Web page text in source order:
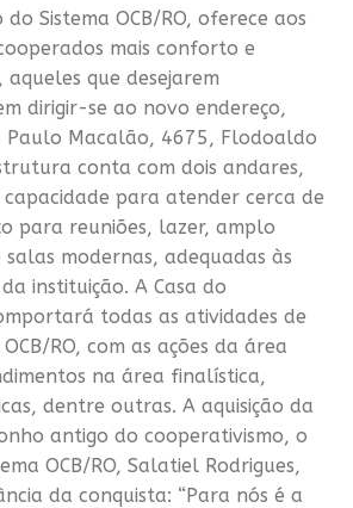
Sistema OCB/RO, oferece aos
mais conforto e
aqueles que desejarem
dirigir-se ao novo endereço,
Macalão, 4675, Flodoaldo
conta com dois andares,
para atender cerca de
para reuniões, lazer, amplo
modernas, adequadas às
instituição. A Casa do
todas as atividades de
RO, com as ações da área
na área finalística,
dentre outras. A aquisição da
antigo do cooperativismo, o
OCB/RO, Salatiel Rodrigues,
da conquista: “Para nós é a